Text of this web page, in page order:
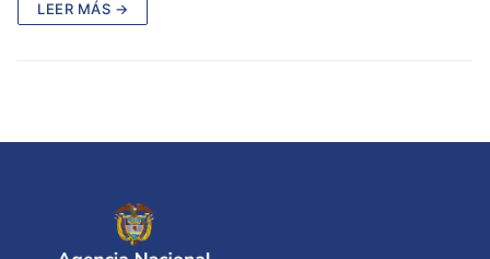
LEER MÁS →